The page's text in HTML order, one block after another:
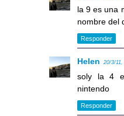
la 9 es una
nombre del
Responder
Helen 20/3/11,
soly la 4
nintendo
Responder